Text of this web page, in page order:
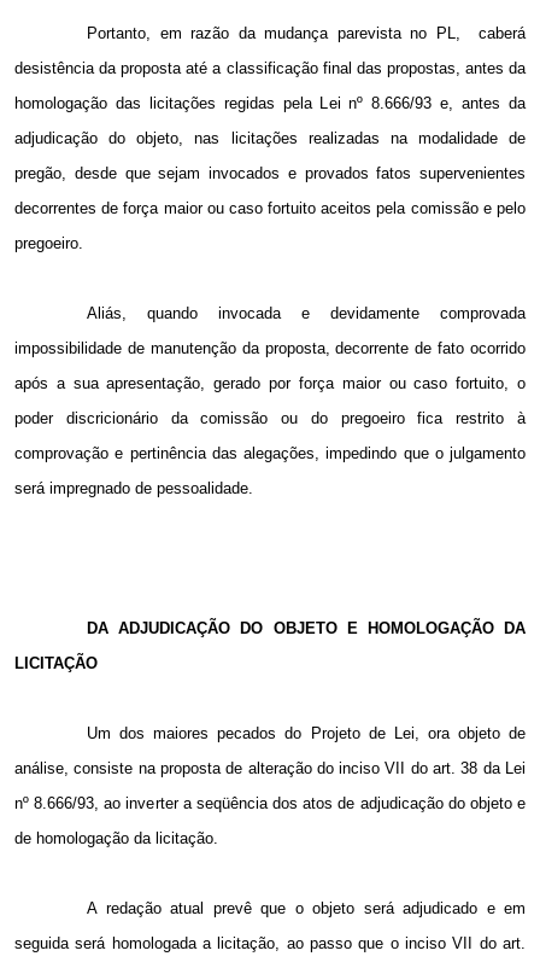
Portanto, em razão da mudança parevista no PL,
caberá
desistência da proposta até a classificação final das propostas, antes da
homologação das licitações regidas pela Lei nº 8.666/93 e, antes da
adjudicação do objeto, nas licitações realizadas na modalidade de
pregão, desde que sejam invocados e provados fatos supervenientes
decorrentes de força maior ou caso fortuito aceitos pela comissão e pelo
pregoeiro.
Aliás, quando invocada e devidamente comprovada
impossibilidade de manutenção da proposta, decorrente de fato ocorrido
após a sua apresentação, gerado por força maior ou caso fortuito, o
poder discricionário da comissão ou do pregoeiro fica restrito à
comprovação e pertinência das alegações, impedindo que o julgamento
será impregnado de pessoalidade.
DA ADJUDICAÇÃO DO OBJETO E HOMOLOGAÇÃO DA
LICITAÇÃO
Um dos maiores pecados do Projeto de Lei, ora objeto de
análise, consiste na proposta de alteração do inciso VII do art. 38 da Lei
nº 8.666/93, ao inverter a seqüência dos atos de adjudicação do objeto e
de homologação da licitação.
A redação atual prevê que o objeto será adjudicado e em
seguida será homologada a licitação, ao passo que o inciso VII do art.